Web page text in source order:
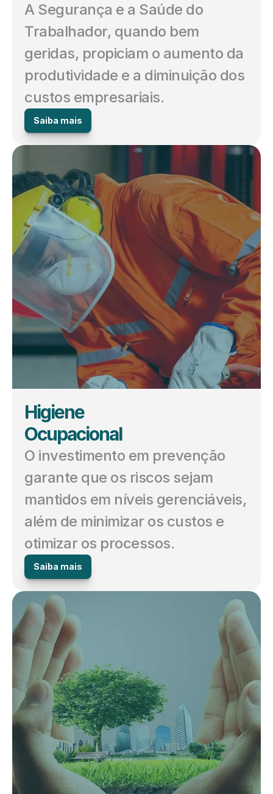
A Segurança e a Saúde do
Trabalhador, quando bem
geridas, propiciam o aumento da
produtividade e a diminuição dos
custos empresariais.
Saiba mais
Higiene
Ocupacional
O investimento em prevenção
garante que os riscos sejam
mantidos em níveis gerenciáveis,
além de minimizar os custos e
otimizar os processos.
Saiba mais